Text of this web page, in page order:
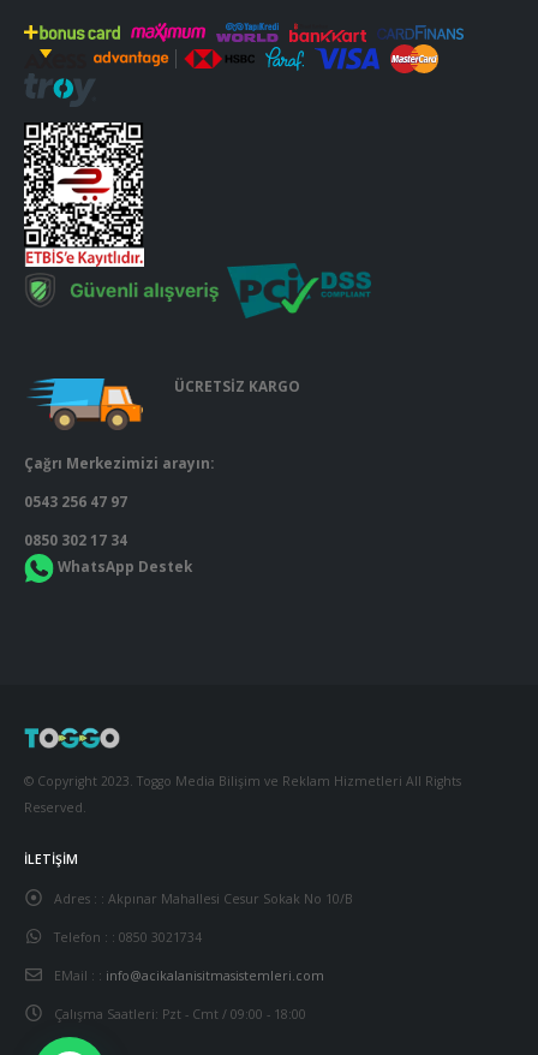
ÜCRETSİZ KARGO
Çağrı Merkezimizi arayın:
0543 256 47 97
0850 302 17 34
WhatsApp Destek
© Copyright 2023. Toggo Media Bilişim ve Reklam Hizmetleri All Rights
Reserved.
İLETIŞIM
Adres : : Akpınar Mahallesi Cesur Sokak No 10/B
Telefon : : 0850 3021734
EMail : : info@acikalanisitmasistemleri.com
Çalışma Saatleri: Pzt - Cmt / 09:00 - 18:00